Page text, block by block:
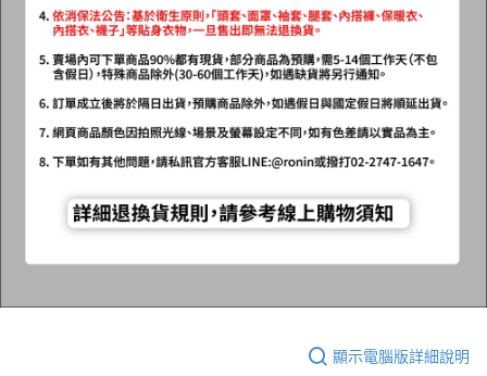
顯示電腦版詳細說明